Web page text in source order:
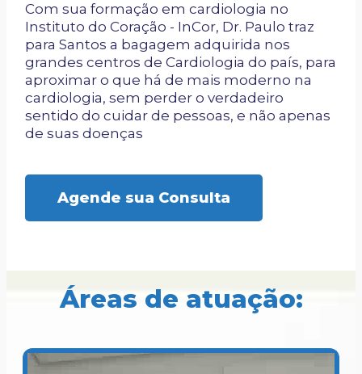
Com sua formação em cardiologia no
Instituto do Coração - InCor, Dr. Paulo traz
para Santos a bagagem adquirida nos
grandes centros de Cardiologia do país, para
aproximar o que há de mais moderno na
cardiologia, sem perder o verdadeiro
sentido do cuidar de pessoas, e não apenas
de suas doenças
Agende sua Consulta
Áreas de atuação: